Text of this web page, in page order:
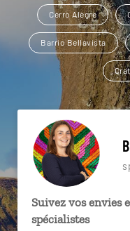
Cerro Alegre
Barrio Bellavista
Suivez vos envies
spécialistes